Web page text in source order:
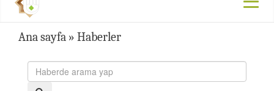
Ana sayfa » Haberler